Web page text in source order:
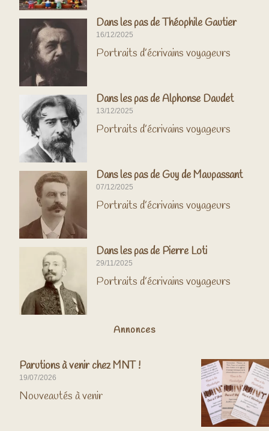
Dans les pas de Théophile Gautier
16/12/2025
Portraits d’écrivains voyageurs
Dans les pas de Alphonse Daudet
13/12/2025
Portraits d’écrivains voyageurs
Dans les pas de Guy de Maupassant
07/12/2025
Portraits d’écrivains voyageurs
Dans les pas de Pierre Loti
29/11/2025
Portraits d’écrivains voyageurs
Annonces
Parutions à venir chez MNT !
19/07/2026
Nouveautés à venir